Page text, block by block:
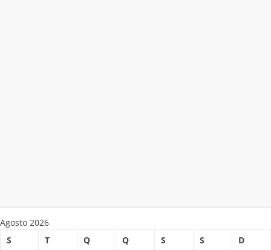
Agosto 2026
S
T Q Q S S
D